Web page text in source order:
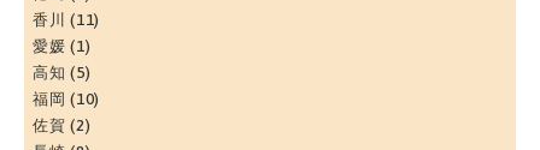
香川 (11)
愛媛 (1)
高知 (5)
福岡 (10)
佐賀 (2)